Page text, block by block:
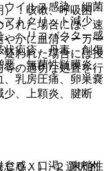
ウイルス感染、細菌
トクリット減少、
、ヘリコバクター感
状疱疹、丹毒、創傷
悪、無菌性髄膜炎、
、乳房圧痛、卵巣嚢
少、上顆炎、腱断
ＣＯＸ）−２選択的
：咳嗽、呼吸困
れた場合には、速
やかに血清マーカー
疑われた場合には投
等の適切な処置を行
感、口渇、末梢性